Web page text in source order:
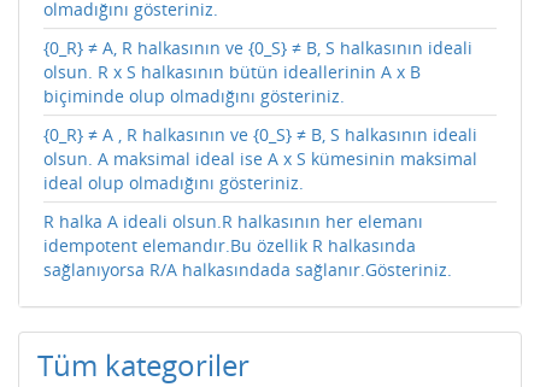
olmadığını gösteriniz.
{0_R} ≠ A, R halkasının ve {0_S} ≠ B, S halkasının ideali
olsun. R x S halkasının bütün ideallerinin A x B
biçiminde olup olmadığını gösteriniz.
{0_R} ≠ A , R halkasının ve {0_S} ≠ B, S halkasının ideali
olsun. A maksimal ideal ise A x S kümesinin maksimal
ideal olup olmadığını gösteriniz.
R halka A ideali olsun.R halkasının her elemanı
idempotent elemandır.Bu özellik R halkasında
sağlanıyorsa R/A halkasındada sağlanır.Gösteriniz.
Tüm kategoriler